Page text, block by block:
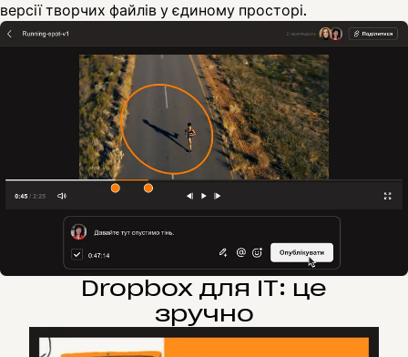
версії творчих файлів у єдиному просторі.
Dropbox для ІТ: це
зручно